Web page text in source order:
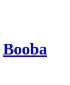
Booba